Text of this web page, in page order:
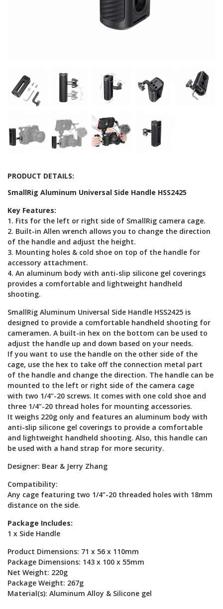
PRODUCT DETAILS:
SmallRig Aluminum Universal Side Handle HSS2425
Key Features:
1. Fits for the left or right side of SmallRig camera cage.
2. Built-in Allen wrench allows you to change the direction
of the handle and adjust the height.
3. Mounting holes & cold shoe on top of the handle for
accessory attachment.
4. An aluminum body with anti-slip silicone gel coverings
provides a comfortable and lightweight handheld
shooting.
SmallRig Aluminum Universal Side Handle HSS2425 is
designed to provide a comfortable handheld shooting for
cameramen. A built-in hex on the bottom can be used to
adjust the handle up and down based on your needs.
If you want to use the handle on the other side of the
cage, use the hex to take off the connection metal part
of the handle and change the direction. The handle can be
mounted to the left or right side of the camera cage
with two 1/4”-20 screws. It comes with one cold shoe and
three 1/4”-20 thread holes for mounting accessories.
It weighs 220g only and features an aluminum body with
anti-slip silicone gel coverings to provide a comfortable
and lightweight handheld shooting. Also, this handle can
be used with a hand strap for more security.
Designer: Bear & Jerry Zhang
Compatibility:
Any cage featuring two 1/4”-20 threaded holes with 18mm
distance on the side.
Package Includes:
1 x Side Handle
Product Dimensions: 71 x 56 x 110mm
Package Dimensions: 143 x 100 x 55mm
Net Weight: 220g
Package Weight: 267g
Material(s): Aluminum Alloy & Silicone gel